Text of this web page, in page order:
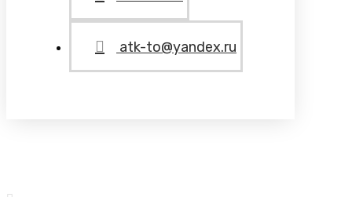
atk-to@yandex.ru